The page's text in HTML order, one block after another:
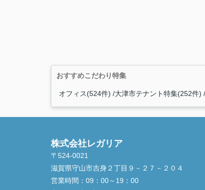
おすすめこだわり特集
オフィス(524件) 大津市テナント特集(252件)
株式会社レガリア
〒524-0021
滋賀県守山市吉身２丁目９－２７－２０４
営業時間： 09：00～19：00